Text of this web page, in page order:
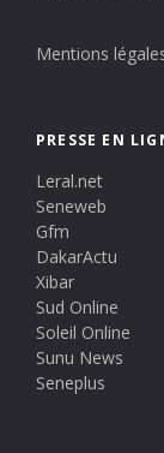
Mentions
PRESSE EN
Leral.net
Seneweb
Gfm
DakarActu
Xibar
Sud Online
Soleil Online
Sunu News
Seneplus